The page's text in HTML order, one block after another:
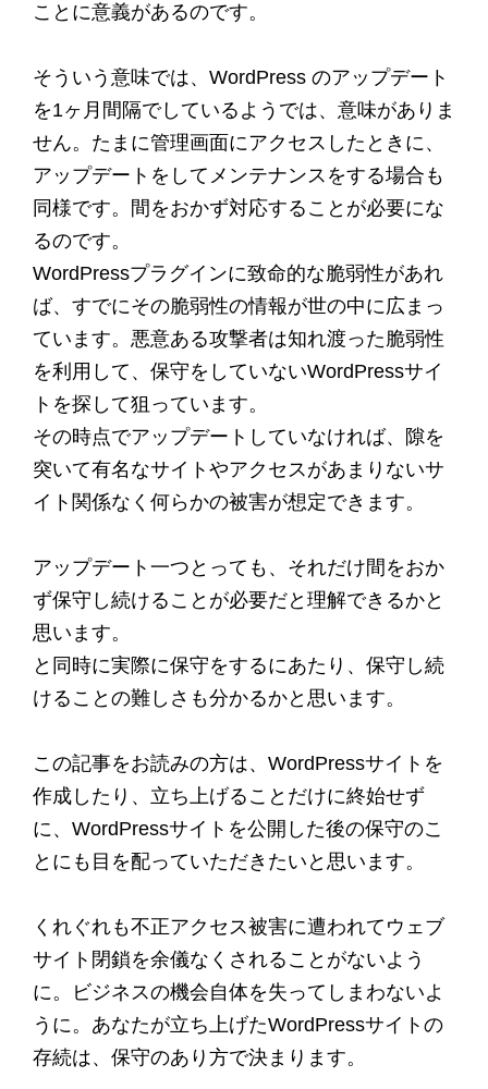
ことに意義があるのです。
そういう意味では、WordPress のアップデート
を1ヶ月間隔でしているようでは、意味がありま
せん。たまに管理画面にアクセスしたときに、
アップデートをしてメンテナンスをする場合も
同様です。間をおかず対応することが必要にな
るのです。
WordPressプラグインに致命的な脆弱性があれ
ば、すでにその脆弱性の情報が世の中に広まっ
ています。悪意ある攻撃者は知れ渡った脆弱性
を利用して、保守をしていないWordPressサイ
トを探して狙っています。
その時点でアップデートしていなければ、隙を
突いて有名なサイトやアクセスがあまりないサ
イト関係なく何らかの被害が想定できます。
アップデート一つとっても、それだけ間をおか
ず保守し続けることが必要だと理解できるかと
思います。
と同時に実際に保守をするにあたり、保守し続
けることの難しさも分かるかと思います。
この記事をお読みの方は、WordPressサイトを
作成したり、立ち上げることだけに終始せず
に、WordPressサイトを公開した後の保守のこ
とにも目を配っていただきたいと思います。
くれぐれも不正アクセス被害に遭われてウェブ
サイト閉鎖を余儀なくされることがないよう
に。ビジネスの機会自体を失ってしまわないよ
うに。あなたが立ち上げたWordPressサイトの
存続は、保守のあり方で決まります。